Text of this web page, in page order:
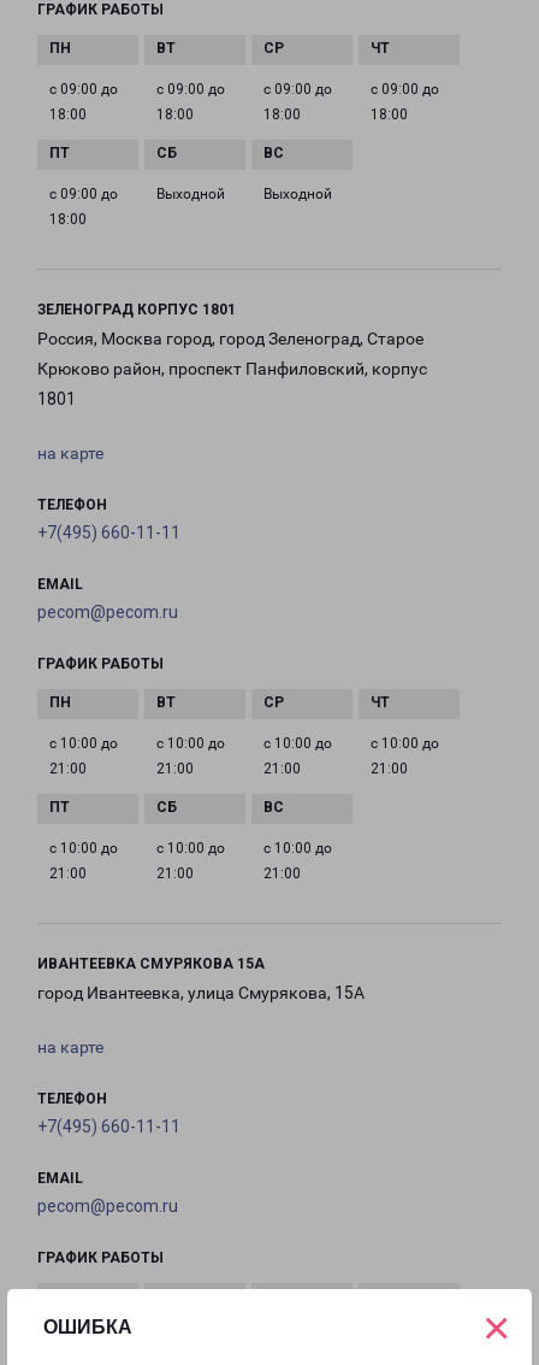
ОШИБКА ×
ГРАФИК РАБОТЫ
с 09:00 до
18:00
с 09:00 до
18:00
с 09:00 до
18:00
с 09:00 до
18:00
с 09:00 до
18:00
Выходной Выходной
ЗЕЛЕНОГРАД КОРПУС 1801
Россия, Москва город, город Зеленоград, Старое
Крюково район, проспект Панфиловский, корпус
1801
на карте
ТЕЛЕФОН
+7(495) 660-11-11
EMAIL
pecom@pecom.ru
ГРАФИК РАБОТЫ
с 10:00 до
21:00
с 10:00 до
21:00
с 10:00 до
21:00
с 10:00 до
21:00
с 10:00 до
21:00
с 10:00 до
21:00
с 10:00 до
21:00
ИВАНТЕЕВКА СМУРЯКОВА 15А
город Ивантеевка, улица Смурякова, 15А
на карте
ТЕЛЕФОН
+7(495) 660-11-11
EMAIL
pecom@pecom.ru
ГРАФИК РАБОТЫ
с 10:00 до